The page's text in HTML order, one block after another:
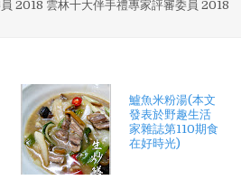
2018 雲林十大伴手禮專家評審委員 2018
鱸魚米粉湯(本文
發表於野趣生活
家雜誌第110期食
在好時光)